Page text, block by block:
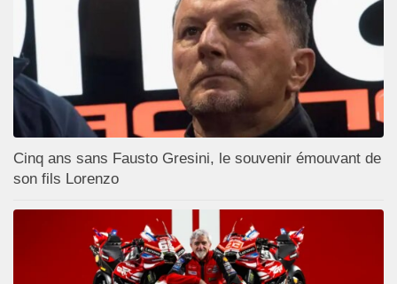
Cinq ans sans Fausto Gresini, le souvenir émouvant de
son fils Lorenzo